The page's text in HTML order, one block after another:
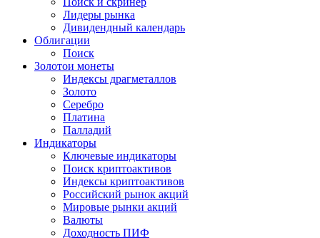
Лидеры рынка
Дивидендный календарь
Облигации
Поиск
Золотои монеты
Индексы драгметаллов
Золото
Серебро
Платина
Палладий
Индикаторы
Ключевые индикаторы
Поиск криптоактивов
Индексы криптоактивов
Российский рынок акций
Мировые рынки акций
Валюты
Доходность ПИФ